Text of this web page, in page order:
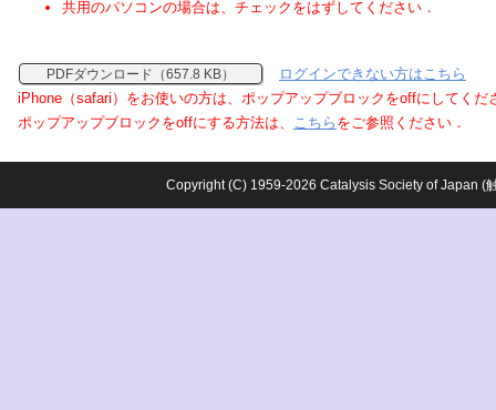
共用のパソコンの場合は、チェックをはずしてください．
PDFダウンロード（657.8 KB）
ログインできない方はこちら
iPhone（safari）をお使いの方は、ポップアップブロックをoffにしてくだ
ポップアップブロックをoffにする方法は、 こちら をご参照ください．
Copyright (C) 1959-2026 Catalysis Society of Japan (